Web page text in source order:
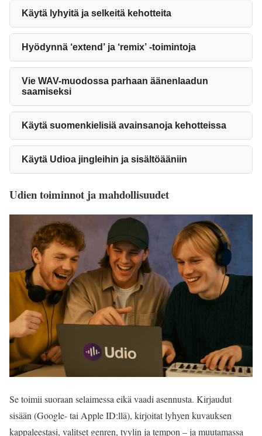
Käytä lyhyitä ja selkeitä kehotteita
Hyödynnä ‘extend’ ja ‘remix’ -toimintoja
Vie WAV-muodossa parhaan äänenlaadun
saamiseksi
Käytä suomenkielisiä avainsanoja kehotteissa
Käytä Udioa jingleihin ja sisältöääniin
Udien toiminnot ja mahdollisuudet
Se toimii suoraan selaimessa eikä vaadi asennusta. Kirjaudut
sisään (Google- tai Apple ID:llä), kirjoitat lyhyen kuvauksen
kappaleestasi, valitset genren, tyylin ja tempon – ja muutamassa